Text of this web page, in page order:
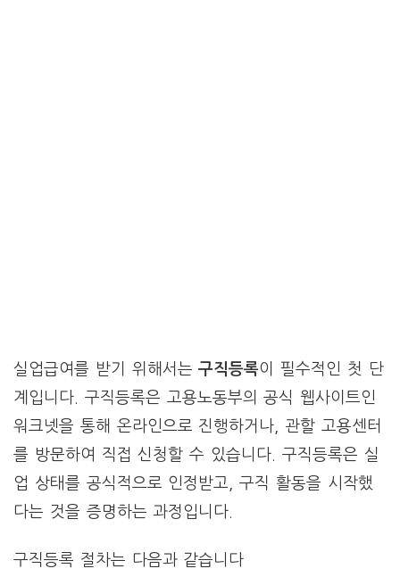
실업급여를 받기 위해서는구직등록이 필수적인 첫 단
계입니다. 구직등록은 고용노동부의 공식 웹사이트인
워크넷을 통해 온라인으로 진행하거나, 관할 고용센터
를 방문하여 직접 신청할 수 있습니다. 구직등록은 실
업 상태를 공식적으로 인정받고, 구직 활동을 시작했
다는 것을 증명하는 과정입니다.
구직등록 절차는 다음과 같습니다